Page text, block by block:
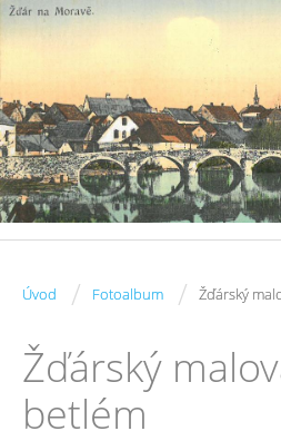
Úvod / Fotoalbum / Žďárský
Žďárský
betlém